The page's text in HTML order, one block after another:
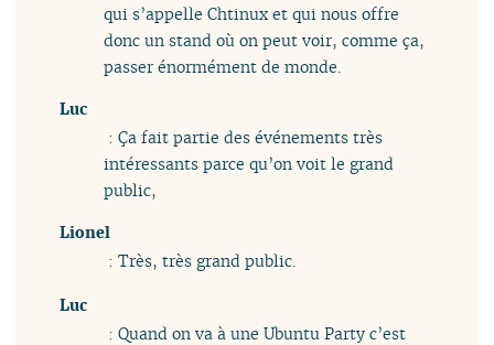
qui s’appelle Chtinux et qui nous offre
donc un stand où on peut voir, comme ça,
passer énormément de monde.
Luc
: Ça fait partie des événements très
intéressants parce qu’on voit le grand
public,
Lionel
: Très, très grand public.
Luc
: Quand on va à une Ubuntu Party c’est